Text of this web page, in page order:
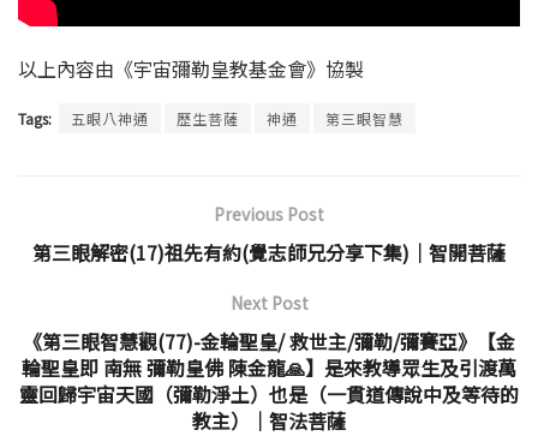
以上內容由《宇宙彌勒皇教基金會》協製
Tags: 五眼八神通 歷生菩薩 神通 第三眼智慧
Previous Post
第三眼解密(17)祖先有約(覺志師兄分享下集)│智開菩薩
Next Post
《第三眼智慧觀(77)-金輪聖皇/ 救世主/彌勒/彌賽亞》【金
輪聖皇即 南無 彌勒皇佛 陳金龍🙏】是來教導眾生及引渡萬
靈回歸宇宙天國（彌勒淨土）也是（一貫道傳說中及等待的
教主）│智法菩薩